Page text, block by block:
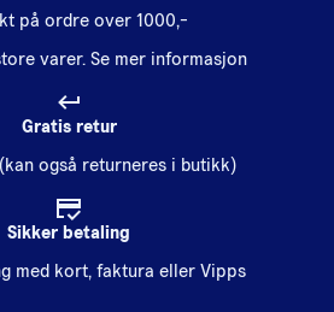
på ordre over 1000,-
varer. Se mer informasjon
Gratis retur
også returneres i butikk)
Sikker betaling
med kort, faktura eller Vipps